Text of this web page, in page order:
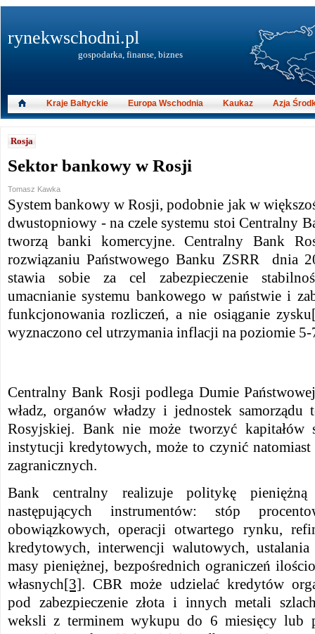
Rosja
Sektor bankowy w Rosji
Tomasz Kawka
System bankowy w Rosji, podobnie jak w
dwustopniowy - na czele systemu stoi Centralny
tworzą banki komercyjne. Centralny Bank
rozwiązaniu Państwowego Banku ZSRR dnia
stawia sobie za cel zabezpieczenie
umacnianie systemu bankowego w państwie i
funkcjonowania rozliczeń, a nie osiąganie zysku
wyznaczono cel utrzymania inflacji na poziomie
Centralny Bank Rosji podlega Dumie
władz, organów władzy i jednostek samorządu
Rosyjskiej. Bank nie może tworzyć kapitałów
instytucji kredytowych, może to czynić
zagranicznych.
Bank centralny realizuje politykę
następujących instrumentów: stóp
obowiązkowych, operacji otwartego rynku,
kredytowych, interwencji walutowych,
masy pieniężnej, bezpośrednich ograniczeń
własnych [3]. CBR może udzielać kredytów
pod zabezpieczenie złota i innych metali
weksli z terminem wykupu do 6 miesięcy lub
rynekwschodni.pl
gospodarka, finanse, biznes
Kraje Bałtyckie Europa Wschodnia Kaukaz Azja